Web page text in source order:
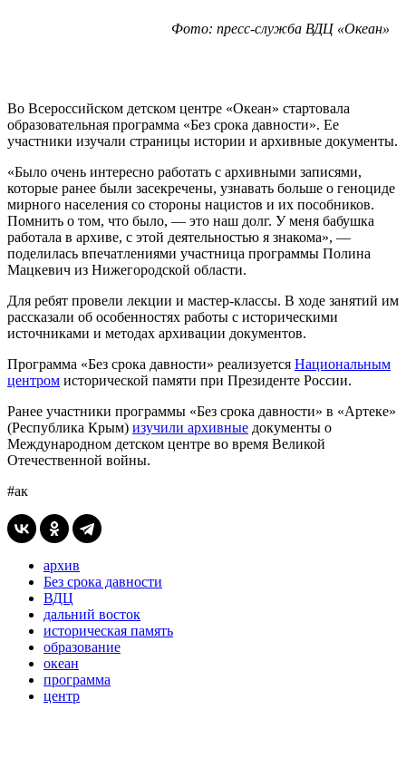
Фото: пресс-служба ВДЦ «Океан»
Во Всероссийском детском центре «Океан» стартовала
образовательная программа «Без срока давности». Ее
участники изучали страницы истории и архивные документы.
«Было очень интересно работать с архивными записями,
которые ранее были засекречены, узнавать больше о геноциде
мирного населения со стороны нацистов и их пособников.
Помнить о том, что было, — это наш долг. У меня бабушка
работала в архиве, с этой деятельностью я знакома», —
поделилась впечатлениями участница программы Полина
Мацкевич из Нижегородской области.
Для ребят провели лекции и мастер-классы. В ходе занятий им
рассказали об особенностях работы с историческими
источниками и методах архивации документов.
Программа «Без срока давности» реализуется Национальным
центром исторической памяти при Президенте России.
Ранее участники программы «Без срока давности» в «Артеке»
(Республика Крым) изучили архивные документы о
Международном детском центре во время Великой
Отечественной войны.
#ак
архив
Без срока давности
ВДЦ
дальний восток
историческая память
образование
океан
программа
центр